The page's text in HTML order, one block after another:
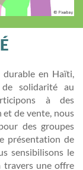
en Haïti,
solidarité au
à des
de vente, nous
des groupes
présentation de
sensibilisons le
travers une offre